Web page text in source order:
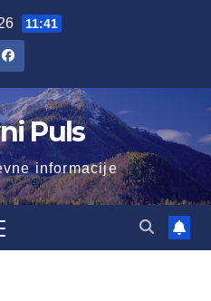
11:41
Puls
informacije